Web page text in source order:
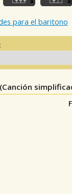
para el baritono